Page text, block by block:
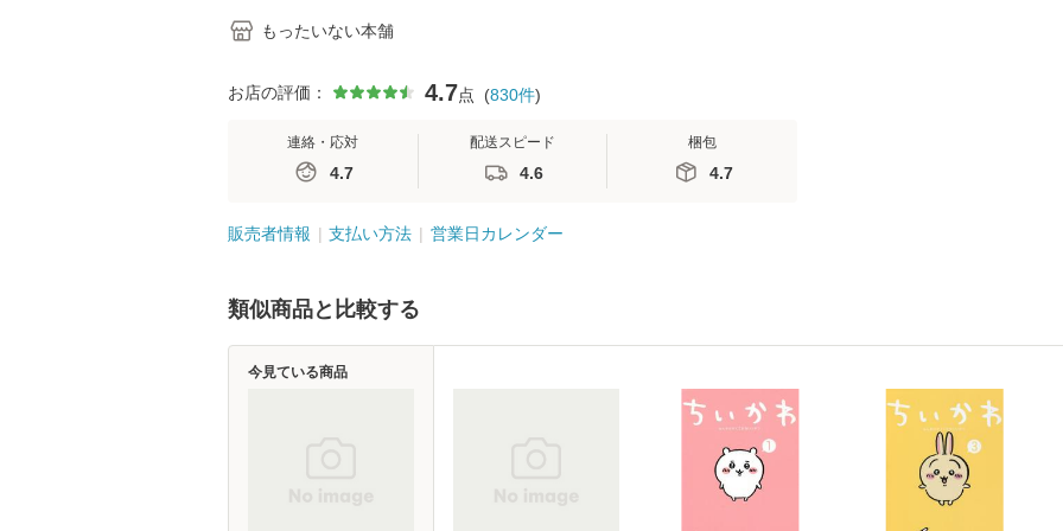
もったいない本舗
お店の評価： 4.7点 (830件)
連絡・応対
4.7
配送スピード
4.6
梱包
4.7
販売者情報 支払い方法 営業日カレンダー
類似商品と比較する
今見ている商品